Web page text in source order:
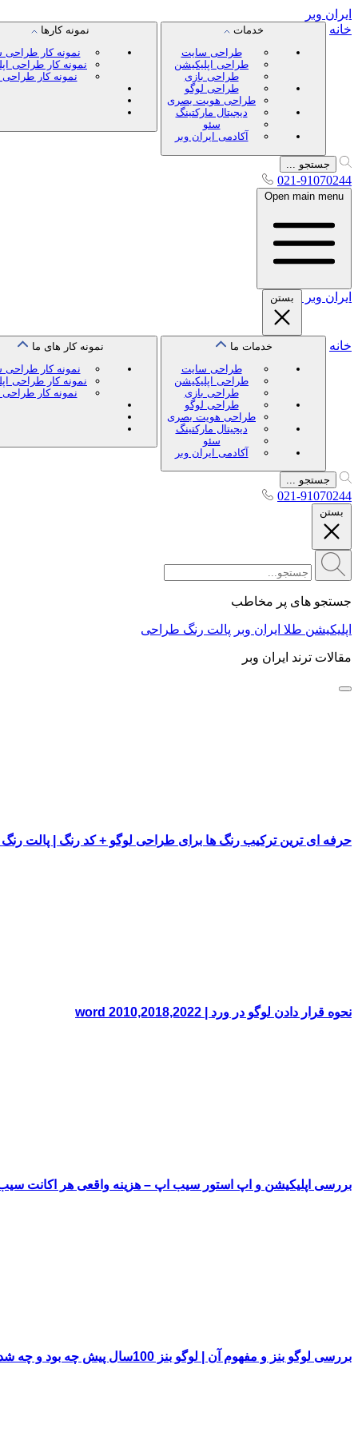
ایران وبر
خانه
خدمات
طراحی سایت
طراحی اپلیکیشن
طراحی بازی
طراحی لوگو
طراحی هویت بصری
دیجیتال مارکتینگ
سئو
آکادمی ایران وبر
نمونه کارها
نمونه کار
نمونه کار طراحی
نمونه کار طراحی
جستجو ...
021-91070244
Open main menu
ایران وبر بستن
خانه
خدمات ما
طراحی سایت
طراحی اپلیکیشن
طراحی بازی
طراحی لوگو
طراحی هویت بصری
دیجیتال مارکتینگ
سئو
آکادمی ایران وبر
نمونه کار های ما
نمونه کار
نمونه کار طراحی
نمونه کار طراحی
جستجو ...
021-91070244
بستن
جستجو های پر مخاطب
اپلیکیشن طلا ایران وبر پالت رنگ طراحی
مقالات ترند ایران وبر
حرفه ای ترین ترکیب رنگ ها برای طراحی لوگو + کد رنگ | پالت
نحوه قرار دادن لوگو در ورد | word 2010,2018,2022
بررسی اپلیکیشن و اپ استور سیب اپ – هزینه واقعی هر اکانت
بررسی لوگو بنز و مفهوم آن | لوگو بنز 100سال پیش چه بود و چه شد!